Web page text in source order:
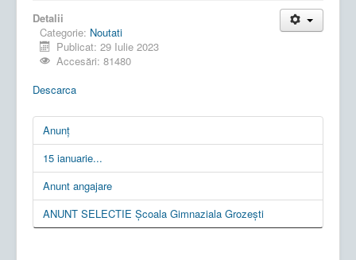
Detalii
Categorie: Noutati
Publicat: 29 Iulie 2023
Accesări: 81480
Descarca
Anunț
15 ianuarie...
Anunt angajare
ANUNT SELECTIE Școala Gimnaziala Grozești